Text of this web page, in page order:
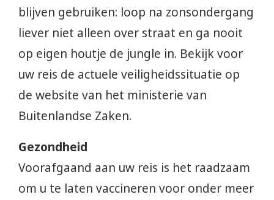
blijven gebruiken: loop na zonsondergang
liever niet alleen over straat en ga nooit
op eigen houtje de jungle in. Bekijk voor
uw reis de actuele veiligheidssituatie op
de website van het ministerie van
Buitenlandse Zaken.
Gezondheid
Voorafgaand aan uw reis is het raadzaam
om u te laten vaccineren voor onder meer